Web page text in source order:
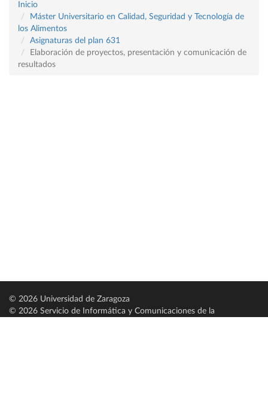
Inicio
Máster Universitario en Calidad, Seguridad y Tecnología de
los Alimentos
Asignaturas del plan 631
Elaboración de proyectos, presentación y comunicación de
resultados
© 2026 Universidad de Zaragoza
© 2026 Servicio de Informática y Comunicaciones de la